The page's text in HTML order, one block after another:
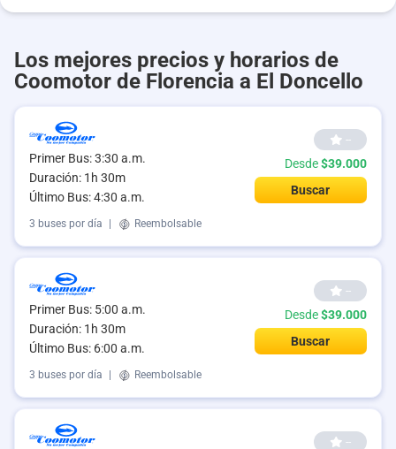
Los mejores precios y horarios de
Coomotor de Florencia a El Doncello
Primer Bus: 3:30 a.m.
Duración: 1h 30m
Último Bus: 4:30 a.m.
--
Desde$39.000
Buscar
3 buses por día Reembolsable
Primer Bus: 5:00 a.m.
Duración: 1h 30m
Último Bus: 6:00 a.m.
--
Desde$39.000
Buscar
3 buses por día Reembolsable
--